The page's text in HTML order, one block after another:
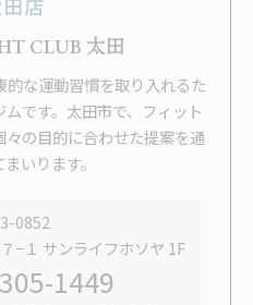
CLUB 太田
な運動習慣を取り入れるた
です。太田市で、フィット
の目的に合わせた提案を通
いります。
0852
−１ サンライフホソヤ 1F
1449